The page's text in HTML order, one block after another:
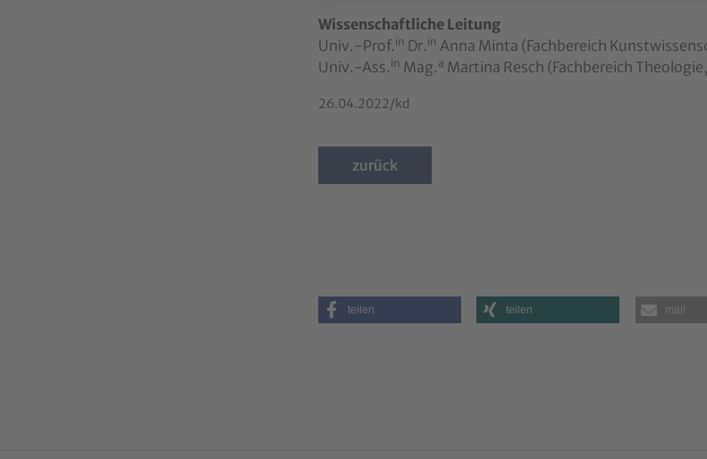
Wissenschaftliche Leitung
Univ.-Prof. in Dr. in Anna Minta (Fachbereich
Univ.-Ass. in Mag. a Martina Resch (Fachbereich
26.04.2022/kd
zurück
teilen teilen mail